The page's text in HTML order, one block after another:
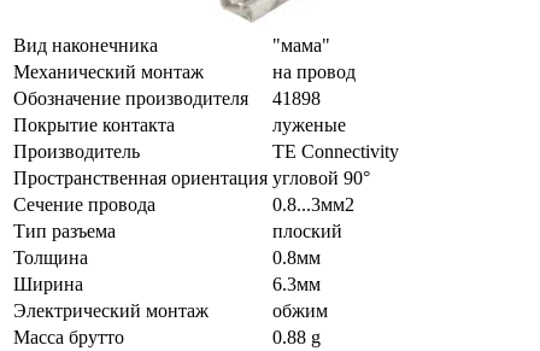
Вид наконечника
"мама"
Механический монтаж
на провод
Обозначение производителя
41898
Покрытие контакта
луженые
Производитель
TE Connectivity
Пространственная ориентация угловой 90°
Сечение провода
0.8...3мм2
Тип разъема
плоский
Толщина
0.8мм
Ширина
6.3мм
Электрический монтаж
обжим
Масса брутто
0.88 g